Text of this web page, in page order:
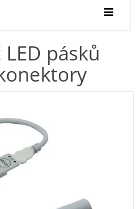
pásků